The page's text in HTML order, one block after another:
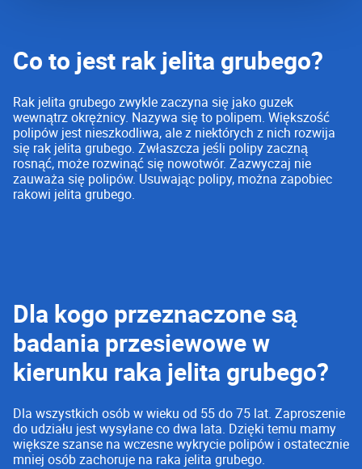
Co to jest rak jelita grubego?
Rak jelita grubego zwykle zaczyna się jako guzek
wewnątrz okrężnicy. Nazywa się to polipem. Większość
polipów jest nieszkodliwa, ale z niektórych z nich rozwija
się rak jelita grubego. Zwłaszcza jeśli polipy zaczną
rosnąć, może rozwinąć się nowotwór. Zazwyczaj nie
zauważa się polipów. Usuwając polipy, można zapobiec
rakowi jelita grubego.
Dla kogo przeznaczone są
badania przesiewowe w
kierunku raka jelita grubego?
Dla wszystkich osób w wieku od 55 do 75 lat. Zaproszenie
do udziału jest wysyłane co dwa lata. Dzięki temu mamy
większe szanse na wczesne wykrycie polipów i ostatecznie
mniej osób zachoruje na raka jelita grubego.